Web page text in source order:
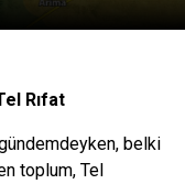
Rıfat
belki
toplum, Tel